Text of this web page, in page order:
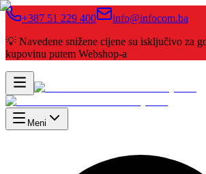
+387 51 229 400
info@infocom.ba
💡 Navedene snižene cijene su isključivo za
kupovinu putem Webshop-a
Meni